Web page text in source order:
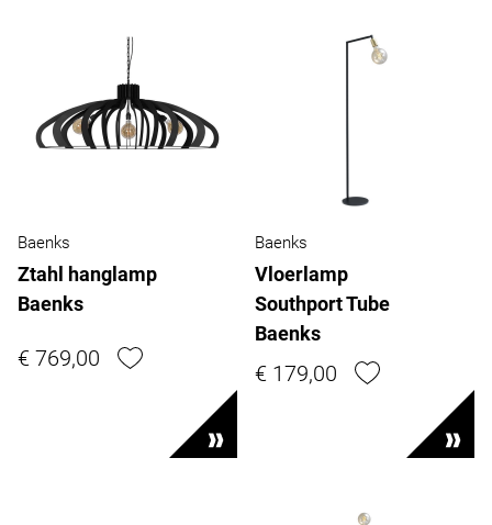
Baenks
Ztahl hanglamp
Baenks
€ 769,00
Baenks
Vloerlamp
Southport Tube
Baenks
€ 179,00